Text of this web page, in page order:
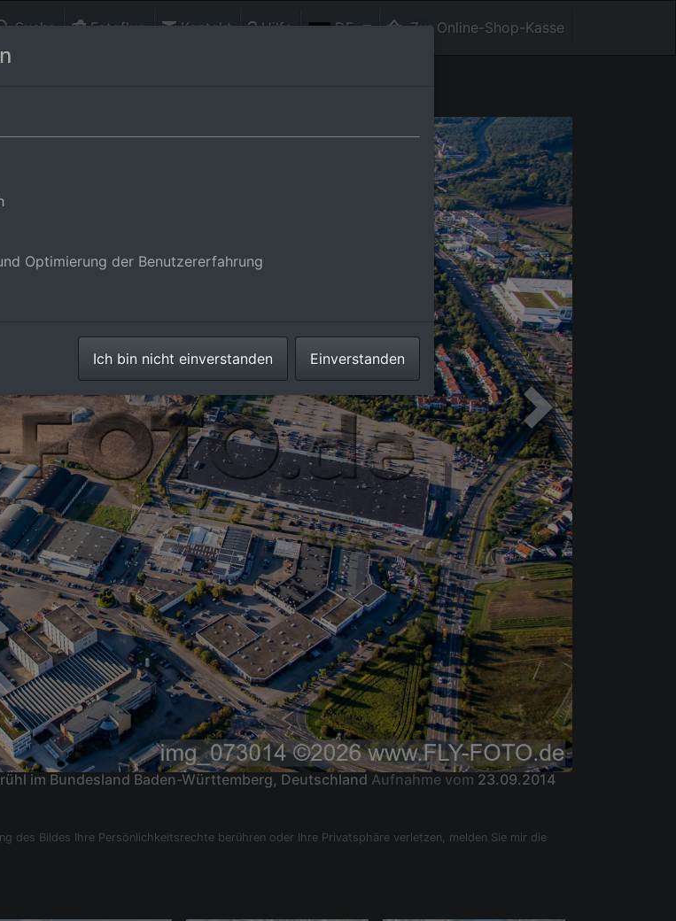
Suche Fotoflug Kontakt Hilfe DE Zur Online-Shop-Kasse
im Bundesland Baden-Württemberg, Deutschland Aufnahme vom 23.09.2014
des Bildes Ihre Persönlichkeitsrechte berühren oder Ihre Privatsphäre verletzen, melden Sie mir die
Optimierung der Benutzererfahrung
Ich bin nicht einverstanden Einverstanden